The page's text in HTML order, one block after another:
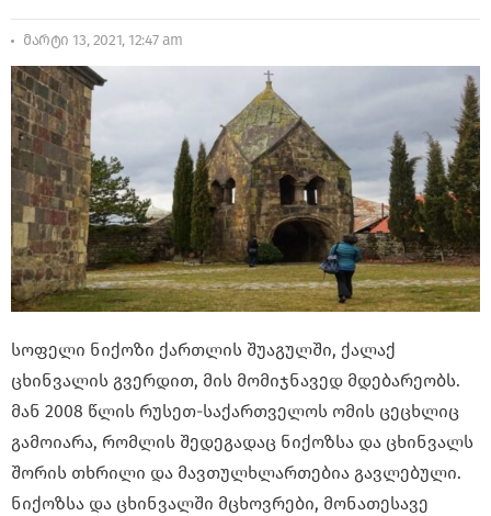
მარტი 13, 2021, 12:47 am
სოფელი ნიქოზი ქართლის შუაგულში, ქალაქ
ცხინვალის გვერდით, მის მომიჯნავედ მდებარეობს.
მან 2008 წლის რუსეთ-საქართველოს ომის ცეცხლიც
გამოიარა, რომლის შედეგადაც ნიქოზსა და ცხინვალს
შორის თხრილი და მავთულხლართებია გავლებული.
ნიქოზსა და ცხინვალში მცხოვრები, მონათესავე